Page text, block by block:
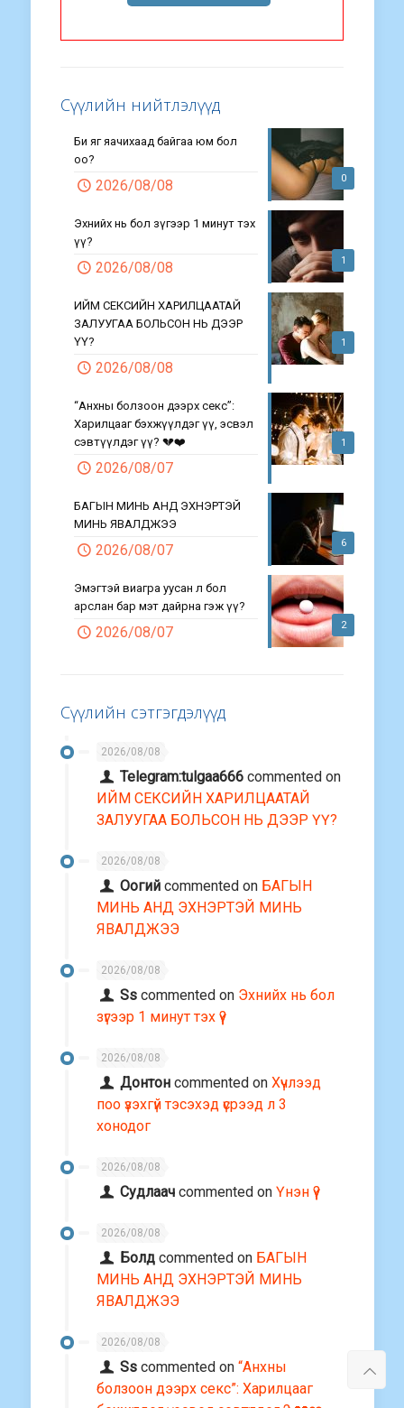
Сүүлийн нийтлэлүүд
0
Би яг яачихаад байгаа юм бол
оо?
2026/08/08
1
Эхнийх нь бол зүгээр 1 минут тэх
үү?
2026/08/08
1
ИЙМ СЕКСИЙН ХАРИЛЦААТАЙ
ЗАЛУУГАА БОЛЬСОН НЬ ДЭЭР
ҮҮ?
2026/08/08
1
“Анхны болзоон дээрх секс”:
Харилцааг бэхжүүлдэг үү, эсвэл
сэвтүүлдэг үү? 💔❤️
2026/08/07
6
БАГЫН МИНЬ АНД ЭХНЭРТЭЙ
МИНЬ ЯВАЛДЖЭЭ
2026/08/07
2
Эмэгтэй виагра уусан л бол
арслан бар мэт дайрна гэж үү?
2026/08/07
Сүүлийн сэтгэгдэлүүд
2026/08/08
Telegram:tulgaa666 commented on
ИЙМ СЕКСИЙН ХАРИЛЦААТАЙ
ЗАЛУУГАА БОЛЬСОН НЬ ДЭЭР ҮҮ?
2026/08/08
Оогий commented on БАГЫН
МИНЬ АНД ЭХНЭРТЭЙ МИНЬ
ЯВАЛДЖЭЭ
2026/08/08
Ss commented on Эхнийх нь бол
зүгээр 1 минут тэх үү?
2026/08/08
Донтон commented onХүчлээд
поо үзэхгүй тэсэхэд үсрээд л 3
хонодог
2026/08/08
Судлаач commented onҮнэн үү?
2026/08/08
Болд commented on БАГЫН
МИНЬ АНД ЭХНЭРТЭЙ МИНЬ
ЯВАЛДЖЭЭ
2026/08/08
Ss commented on“Анхны
болзоон дээрх секс”: Харилцааг